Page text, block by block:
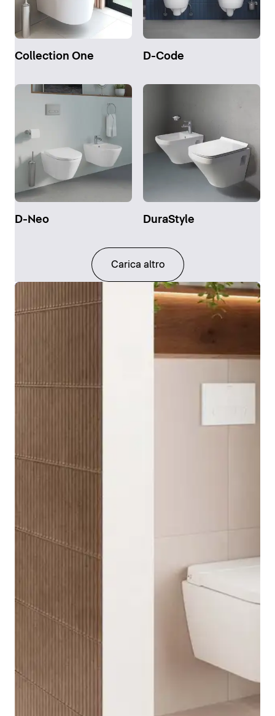
Collection One D-Code
D-Neo DuraStyle
Carica altro